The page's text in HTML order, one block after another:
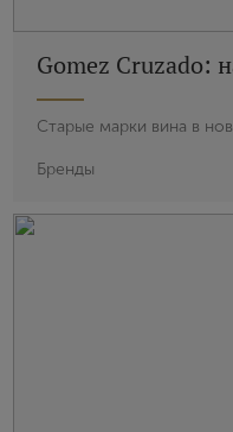
Gomez Cruzado:
Старые марки вина в
Бренды